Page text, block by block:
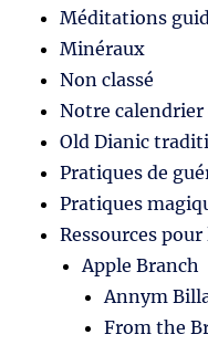
Méditations
Minéraux
Non classé
Notre calendrier
Old Dianic
Pratiques de
Pratiques
Ressources pour
Apple Branch
Annym
From the